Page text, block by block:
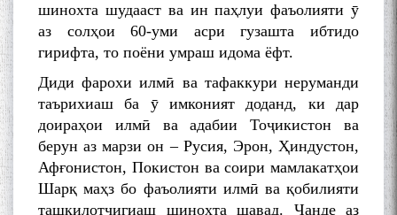
шинохта шудааст ва ин паҳлуи фаъолияти ӯ
аз солҳои 60-уми асри гузашта ибтидо
гирифта, то поёни умраш идома ёфт.
Диди фарохи илмӣ ва тафаккури неруманди
таърихиаш ба ӯ имконият доданд, ки дар
доираҳои илмӣ ва адабии Тоҷикистон ва
берун аз марзи он – Русия, Эрон, Ҳиндустон,
Афғонистон, Покистон ва соири мамлакатҳои
Шарқ маҳз бо фаъолияти илмӣ ва қобилияти
ташкилотчигиаш шинохта шавад. Чанде аз